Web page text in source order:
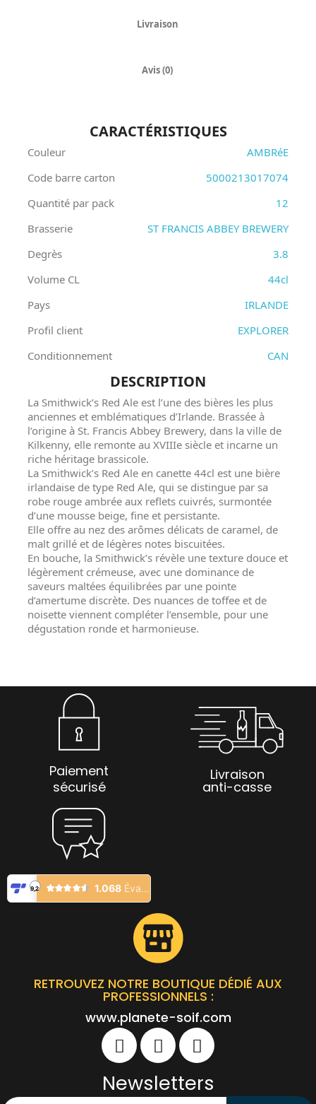
Livraison
Avis (0)
CARACTÉRISTIQUES
Couleur
AMBRéE
Code barre carton
5000213017074
Quantité par pack
12
Brasserie
ST FRANCIS ABBEY BREWERY
Degrès
3.8
Volume CL
44cl
Pays
IRLANDE
Profil client
EXPLORER
Conditionnement
CAN
DESCRIPTION
La Smithwick’s Red Ale est l’une des bières les plus
anciennes et emblématiques d’Irlande. Brassée à
l’origine à St. Francis Abbey Brewery, dans la ville de
Kilkenny, elle remonte au XVIIIe siècle et incarne un
riche héritage brassicole.
La Smithwick’s Red Ale en canette 44cl est une bière
irlandaise de type Red Ale, qui se distingue par sa
robe rouge ambrée aux reflets cuivrés, surmontée
d’une mousse beige, fine et persistante.
Elle offre au nez des arômes délicats de caramel, de
malt grillé et de légères notes biscuitées.
En bouche, la Smithwick’s révèle une texture douce et
légèrement crémeuse, avec une dominance de
saveurs maltées équilibrées par une pointe
d’amertume discrète. Des nuances de toffee et de
noisette viennent compléter l’ensemble, pour une
dégustation ronde et harmonieuse.
Paiement
sécurisé
Livraison
anti-casse
RETROUVEZ NOTRE BOUTIQUE DÉDIÉ AUX
PROFESSIONNELS :
www.planete-soif.com
Newsletters